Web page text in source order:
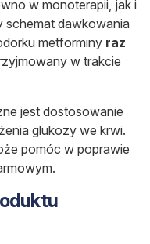
w monoterapii, jak i
schemat dawkowania
metforminy raz
w trakcie
jest dostosowanie
glukozy we krwi.
pomóc w poprawie